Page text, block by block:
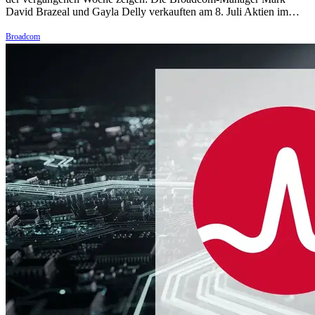
David Brazeal und Gayla Delly verkauften am 8. Juli Aktien im…
Broadcom